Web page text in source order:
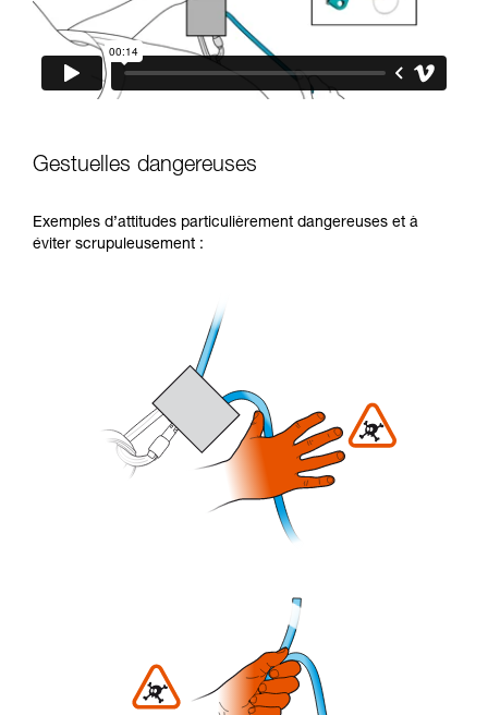
Gestuelles dangereuses
Exemples d’attitudes particulièrement dangereuses et à
éviter scrupuleusement :